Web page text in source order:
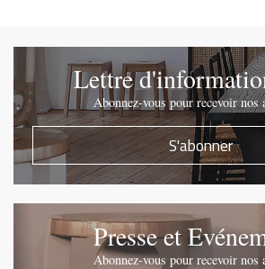
Lettre
Abonnez-vous pour recevoir nos
S'abonner
Presse et
Abonnez-vous pour recevoir nos